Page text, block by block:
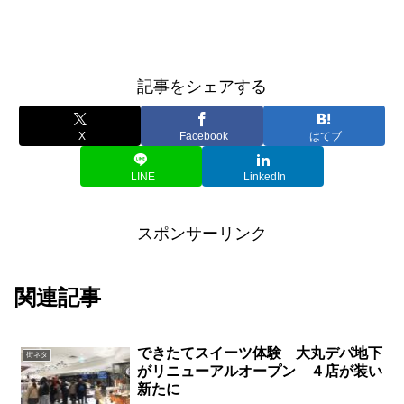
記事をシェアする
X Facebook はてブ
LINE LinkedIn
スポンサーリンク
関連記事
街ネタ
できたてスイーツ体験 大丸デパ地下
がリニューアルオープン ４店が装い
新たに